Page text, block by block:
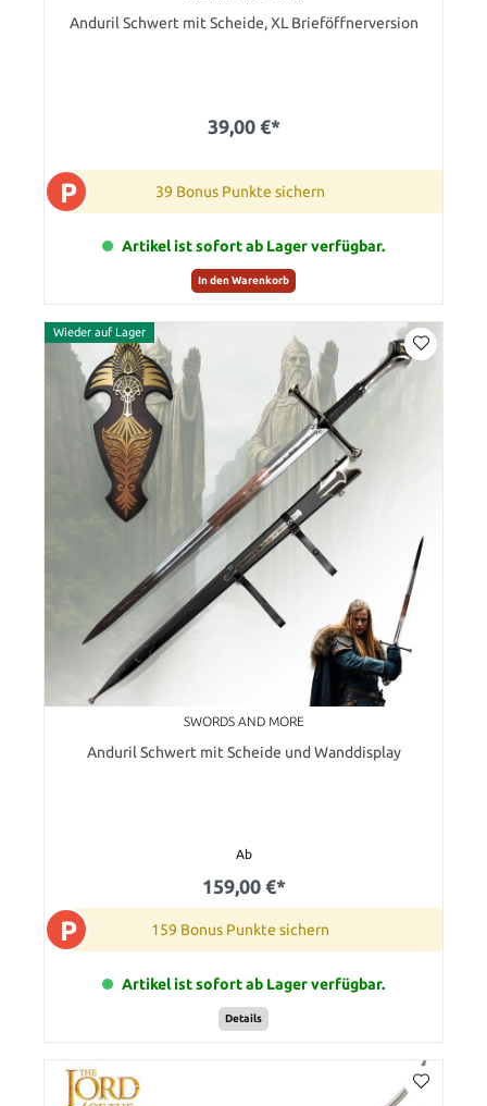
Anduril Schwert mit Scheide, XL Brieföffnerversion
39,00 €*
P 39 Bonus Punkte sichern
Artikel ist sofort ab Lager verfügbar.
In den Warenkorb
Wieder auf Lager
SWORDS AND MORE
Anduril Schwert mit Scheide und Wanddisplay
Ab
159,00 €*
P 159 Bonus Punkte sichern
Artikel ist sofort ab Lager verfügbar.
Details